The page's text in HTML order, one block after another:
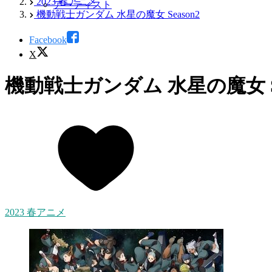
アーティスト
機動戦士ガンダム 水星の魔女 Season2
Facebook
X
機動戦士ガンダム 水星の魔女
2023 春アニメ